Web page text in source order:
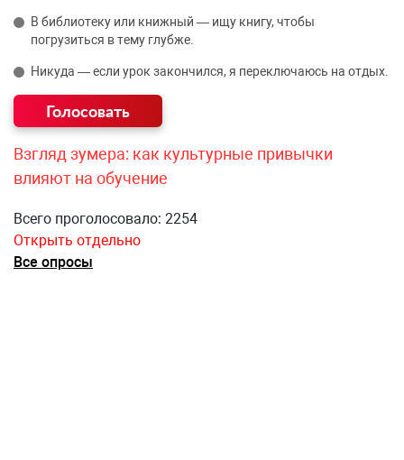
В библиотеку или книжный — ищу книгу, чтобы
погрузиться в тему глубже.
Никуда — если урок закончился, я переключаюсь на отдых.
Взгляд зумера: как культурные привычки
влияют на обучение
Всего проголосовало: 2254
Открыть отдельно
Все опросы